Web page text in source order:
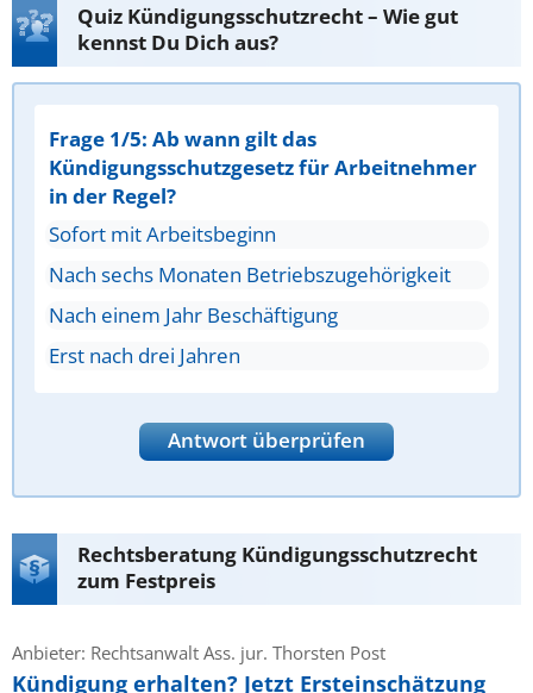
Quiz Kündigungsschutzrecht – Wie gut
kennst Du Dich aus?
Frage 1/5: Ab wann gilt das
Kündigungsschutzgesetz für Arbeitnehmer
in der Regel?
Sofort mit Arbeitsbeginn
Nach sechs Monaten Betriebszugehörigkeit
Nach einem Jahr Beschäftigung
Erst nach drei Jahren
Antwort überprüfen
Rechtsberatung Kündigungsschutzrecht
zum Festpreis
Anbieter: Rechtsanwalt Ass. jur. Thorsten Post
Kündigung erhalten? Jetzt Ersteinschätzung